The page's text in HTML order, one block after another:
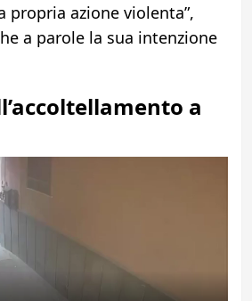
propria azione violenta”,
a parole la sua intenzione
a